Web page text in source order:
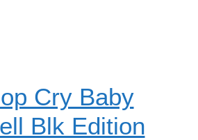
Cry Baby
Blk Edition